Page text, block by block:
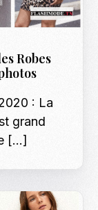
Robes
: La
grand
[…]